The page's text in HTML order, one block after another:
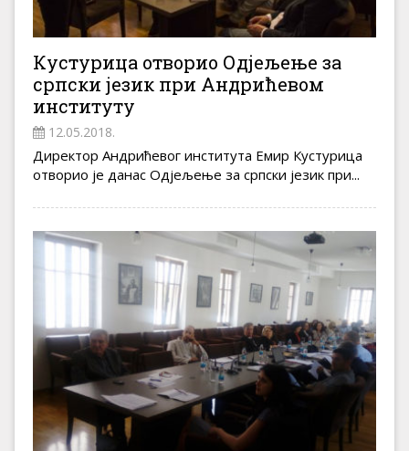
Кустурица отворио Одјељење за
српски језик при Андрићевом
институту
12.05.2018.
Директор Андрићевог института Емир Кустурица
отворио је данас Одјељење за српски језик при...